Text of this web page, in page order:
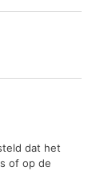
dat het
of op de